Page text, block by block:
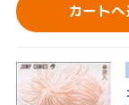
カートへ